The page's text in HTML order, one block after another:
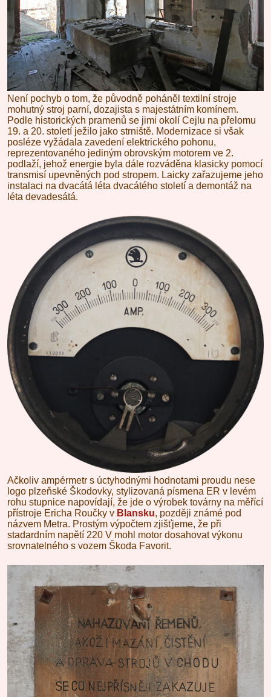
Není pochyb o tom, že původně poháněl textilní stroje
mohutný stroj parní, dozajista s majestátním komínem.
Podle historických pramenů se jimi okolí Cejlu na přelomu
19. a 20. století ježilo jako strniště. Modernizace si však
posléze vyžádala zavedení elektrického pohonu,
reprezentovaného jediným obrovským motorem ve 2.
podlaží, jehož energie byla dále rozváděna klasicky pomocí
transmisí upevněných pod stropem. Laicky zařazujeme jeho
instalaci na dvacátá léta dvacátého století a demontáž na
léta devadesátá.
Ačkoliv ampérmetr s úctyhodnými hodnotami proudu nese
logo plzeňské Škodovky, stylizovaná písmena ER v levém
rohu stupnice napovídají, že jde o výrobek továrny na měřící
přístroje Ericha Roučky v Blansku, později známé pod
názvem Metra. Prostým výpočtem zjišťjeme, že při
stadardním napětí 220 V mohl motor dosahovat výkonu
srovnatelného s vozem Škoda Favorit.